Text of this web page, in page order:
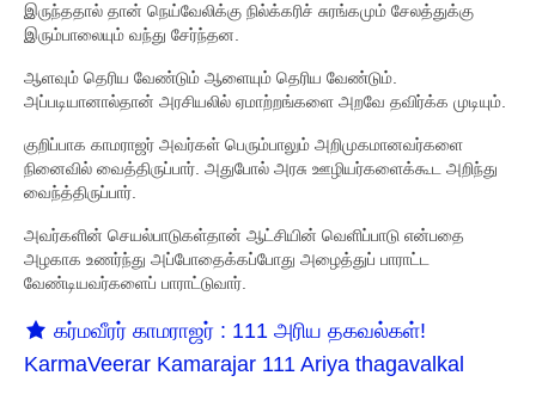
அரசியல் சாதனைகள்
பேச்சு சாதனைகள்
தலைவர்கள்
கவிஞர்கள்
அரசியல்
முதலமைச்சர்
திட்டங்கள்
இருந்ததால் தான் நெய்வேலிக்கு நில்க்கரிச் சுரங்கமும் சேலத்துக்கு
இரும்பாலையும் வந்து சேர்ந்தன.
ஆளவும் தெரிய வேண்டும் ஆளையும் தெரிய வேண்டும்.
அப்படியானால்தான் அரசியலில் ஏமாற்றங்களை அறவே தவிர்க்க முடியும்.
குறிப்பாக காமராஜர் அவர்கள் பெரும்பாலும் அறிமுகமானவர்களை
நினைவில் வைத்திருப்பார். அதுபோல் அரசு ஊழியர்களைக்கூட அறிந்து
வைந்த்திருப்பார்.
அவர்களின் செயல்பாடுகள்தான் ஆட்சியின் வெளிப்பாடு என்பதை
அழகாக உணர்ந்து அப்போதைக்கப்போது அழைத்துப் பாராட்ட
வேண்டியவர்களைப் பாராட்டுவார்.
கர்மவீரர் காமராஜர் : 111 அரிய தகவல்கள்!
KarmaVeerar Kamarajar 111 Ariya thagavalkal